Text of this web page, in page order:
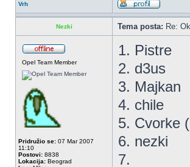
Vrh
Nezki Tema posta: Re:
Opel Team Member
Pridružio se: 07 Mar 2007
11:10
Postovi: 8838
Lokacija: Beograd
1. Pistre
2. d3us
3. Majkan
4. chile
5. Cvorke
6. nezki
7.